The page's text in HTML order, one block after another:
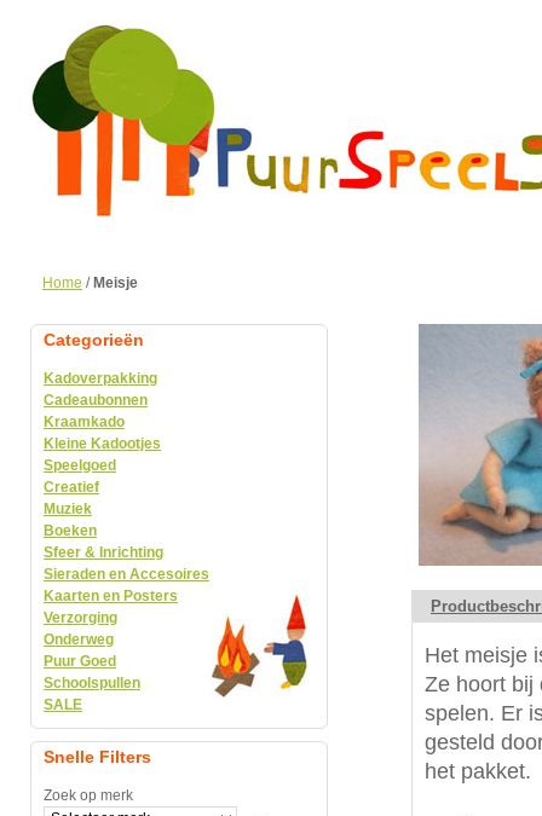
Home / Meisje
Het meisje
Ze hoort bij
spelen. Er
gesteld
het pakket.
Categorieën
Kadoverpakking
Cadeaubonnen
Kraamkado
Kleine Kadootjes
Speelgoed
Creatief
Muziek
Boeken
Sfeer & Inrichting
Sieraden en Accesoires
Kaarten en Posters
Verzorging
Onderweg
Puur Goed
Schoolspullen
SALE
Snelle Filters
Zoek op merk